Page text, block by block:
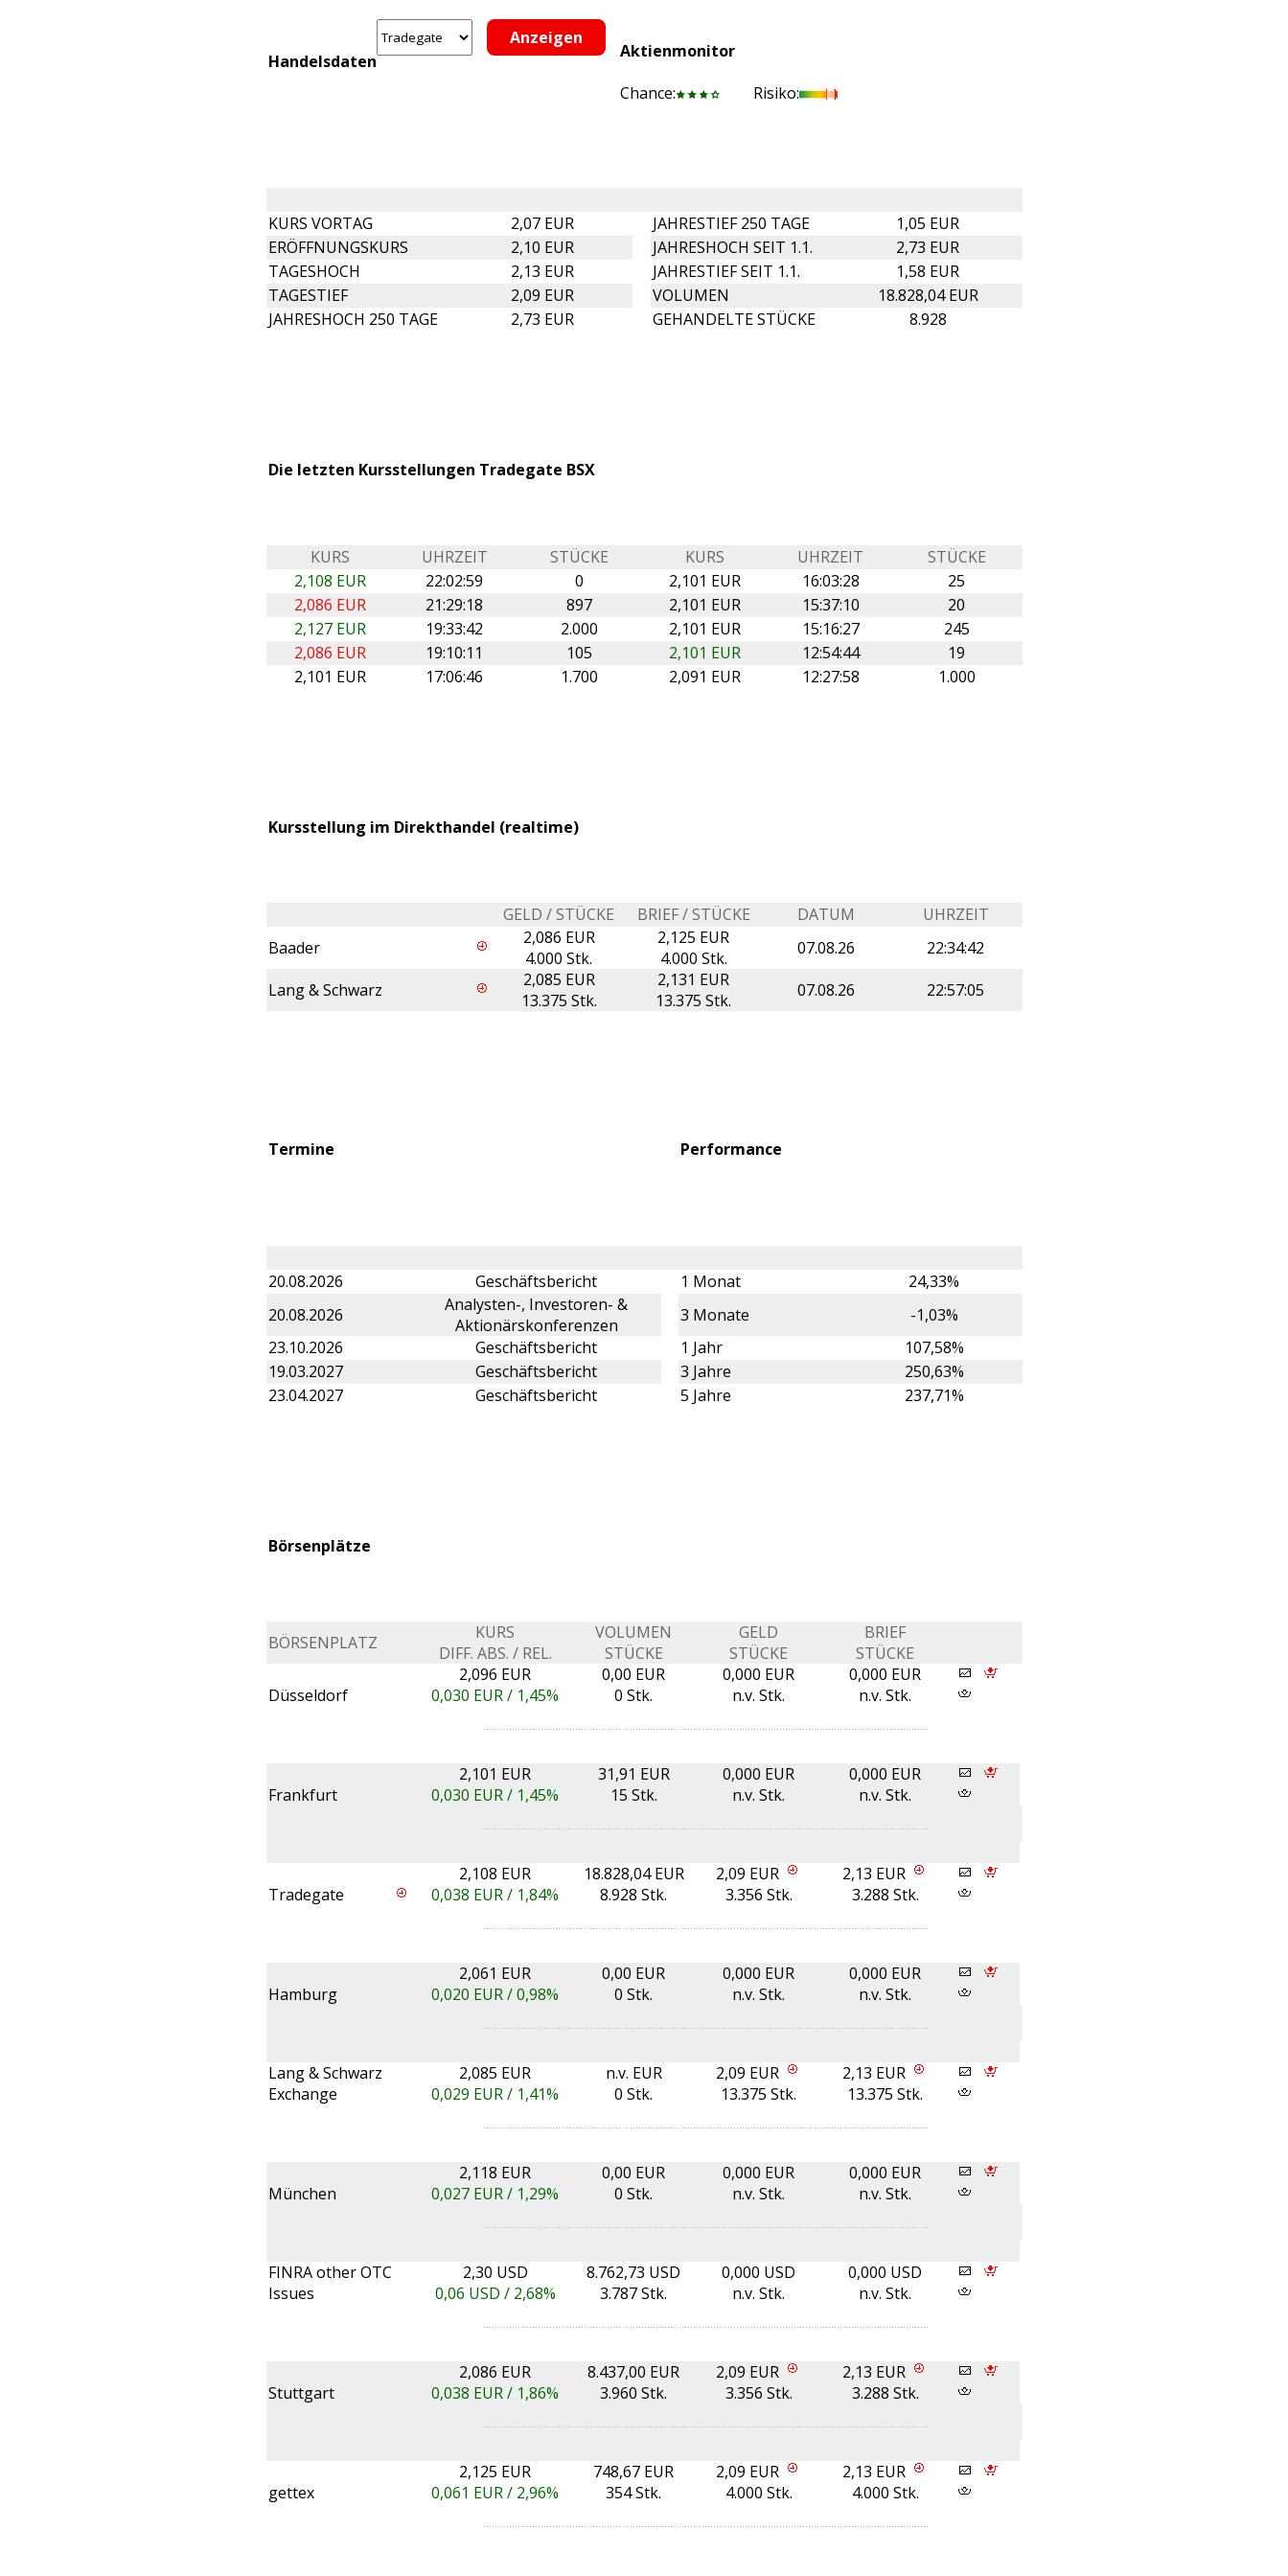
Handelsdaten
Aktienmonitor
Chance:
Risiko:
KURS VORTAG 2,07 EUR JAHRESTIEF 250 TAGE
1,05 EUR
ERÖFFNUNGSKURS
2,10 EUR JAHRESHOCH SEIT 1.1.
2,73 EUR
TAGESHOCH
2,13 EUR JAHRESTIEF SEIT 1.1.
1,58 EUR
TAGESTIEF
2,09 EUR VOLUMEN
18.828,04 EUR
JAHRESHOCH 250 TAGE
2,73 EUR GEHANDELTE STÜCKE 8.928
Die letzten Kursstellungen Tradegate BSX
KURS UHRZEIT STÜCKE KURS UHRZEIT
STÜCKE
2,108 EUR
22:02:59 0 2,101 EUR 16:03:28
25
2,086 EUR
21:29:18 897 2,101 EUR 15:37:10
20
2,127 EUR
19:33:42 2.000 2,101 EUR 15:16:27
245
2,086 EUR
19:10:11 105 2,101 EUR 12:54:44
19
2,101 EUR
17:06:46 1.700 2,091 EUR 12:27:58 1.000
Kursstellung im Direkthandel (realtime)
GELD / STÜCKE BRIEF / STÜCKE DATUM
UHRZEIT
Baader
2,086 EUR
4.000 Stk.
2,125 EUR
4.000 Stk.
07.08.26
22:34:42
Lang & Schwarz
2,085 EUR
13.375 Stk.
2,131 EUR
13.375 Stk.
07.08.26 22:57:05
Termine Performance
20.08.2026 Geschäftsbericht 1 Monat
24,33%
20.08.2026
Analysten-, Investoren- &
Aktionärskonferenzen
3 Monate
-1,03%
23.10.2026
Geschäftsbericht 1 Jahr
107,58%
19.03.2027
Geschäftsbericht 3 Jahre
250,63%
23.04.2027
Geschäftsbericht 5 Jahre 237,71%
Börsenplätze
BÖRSENPLATZ
KURS
DIFF. ABS. / REL.
VOLUMEN
STÜCKE
GELD
STÜCKE
BRIEF
STÜCKE
Düsseldorf
2,096 EUR
0,030 EUR / 1,45%
0,00 EUR
0 Stk.
0,000 EUR
n.v. Stk.
0,000 EUR
n.v. Stk.
Frankfurt
2,101 EUR
0,030 EUR / 1,45%
31,91 EUR
15 Stk.
0,000 EUR
n.v. Stk.
0,000 EUR
n.v. Stk.
Tradegate
2,108 EUR
0,038 EUR / 1,84%
18.828,04 EUR
8.928 Stk.
2,09 EUR
3.356 Stk.
2,13 EUR
3.288 Stk.
Hamburg
2,061 EUR
0,020 EUR /0,98%
0,00 EUR
0 Stk.
0,000 EUR
n.v. Stk.
0,000 EUR
n.v. Stk.
Lang & Schwarz
Exchange
2,085 EUR
0,029 EUR / 1,41%
n.v. EUR
0 Stk.
2,09 EUR
13.375 Stk.
2,13 EUR
13.375 Stk.
München
2,118 EUR
0,027 EUR / 1,29%
0,00 EUR
0 Stk.
0,000 EUR
n.v. Stk.
0,000 EUR
n.v. Stk.
FINRA other OTC
Issues
2,30 USD
0,06 USD / 2,68%
8.762,73 USD
3.787 Stk.
0,000 USD
n.v. Stk.
0,000 USD
n.v. Stk.
Stuttgart
2,086 EUR
0,038 EUR / 1,86%
8.437,00 EUR
3.960 Stk.
2,09 EUR
3.356 Stk.
2,13 EUR
3.288 Stk.
gettex
2,125 EUR
0,061 EUR / 2,96%
748,67 EUR
354 Stk.
2,09 EUR
4.000 Stk.
2,13 EUR
4.000 Stk.